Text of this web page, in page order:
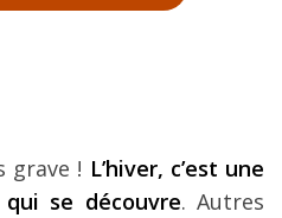
grave ! L’hiver, c’est une
se découvre. Autres